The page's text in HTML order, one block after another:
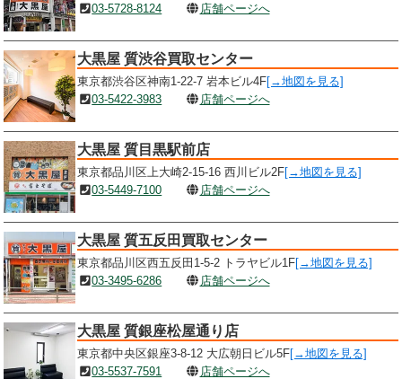
03-5728-8124
店舗ページへ
大黒屋 質渋谷買取センター
東京都渋谷区神南1-22-7 岩本ビル4F[→地図を見る]
03-5422-3983
店舗ページへ
大黒屋 質目黒駅前店
東京都品川区上大崎2-15-16 西川ビル2F[→地図を見る]
03-5449-7100
店舗ページへ
大黒屋 質五反田買取センター
東京都品川区西五反田1-5-2 トラヤビル1F[→地図を見る]
03-3495-6286
店舗ページへ
大黒屋 質銀座松屋通り店
東京都中央区銀座3-8-12 大広朝日ビル5F[→地図を見る]
03-5537-7591
店舗ページへ